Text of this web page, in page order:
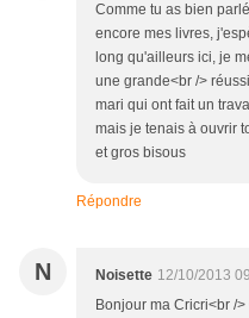
Comme tu as bien
encore mes livres,
long qu'ailleurs ici, je
une grande<br />
mari qui ont fait un
mais je tenais à ouvrir
et gros bisous
Répondre
N Noisette 12/10/2013
Bonjour ma Cricri<br /